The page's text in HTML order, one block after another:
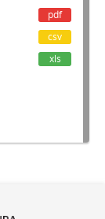
pdf
csv
xls